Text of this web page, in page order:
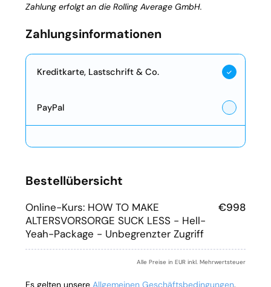
Zahlung erfolgt an die Rolling Average GmbH.
Zahlungsinformationen
Kreditkarte, Lastschrift & Co.
PayPal
Bestellübersicht
Online-Kurs: HOW TO MAKE
ALTERSVORSORGE SUCK LESS - Hell-
Yeah-Package - Unbegrenzter Zugriff
€998
Alle Preise in EUR inkl. Mehrwertsteuer
Es gelten unsere Allgemeinen Geschäftsbedingungen.